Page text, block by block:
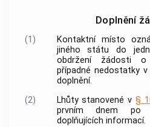
Doplnění
(1) Kontaktní místo
jiného státu do
obdržení žádosti o
případné nedostatky
doplnění.
(2)
Lhůty stanovené v §
prvním dnem po
doplňujících informací.